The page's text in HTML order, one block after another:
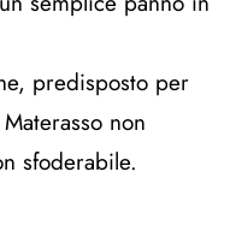
predisposto per
non
sfoderabile.